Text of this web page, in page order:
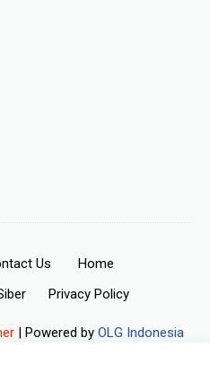
Us
Home
Privacy Policy
| Powered byOLG Indonesia